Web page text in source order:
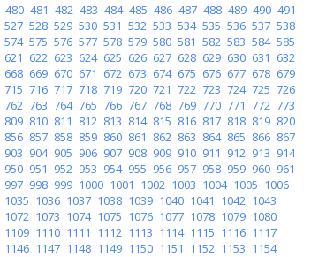
480 481 482 483 484 485 486 487 488 489 490 491
527 528 529 530 531 532 533 534 535 536 537 538
574 575 576 577 578 579 580 581 582 583 584 585
621 622 623 624 625 626 627 628 629 630 631 632
668 669 670 671 672 673 674 675 676 677 678 679
715 716 717 718 719 720 721 722 723 724 725 726
762 763 764 765 766 767 768 769 770 771 772 773
809 810 811 812 813 814 815 816 817 818 819 820
856 857 858 859 860 861 862 863 864 865 866 867
903 904 905 906 907 908 909 910 911 912 913 914
950 951 952 953 954 955 956 957 958 959 960 961
997 998 999 1000 1001 1002 1003 1004 1005 1006
1035 1036 1037 1038 1039 1040 1041 1042 1043
1072 1073 1074 1075 1076 1077 1078 1079 1080
1109 1110 1111 1112 1113 1114 1115 1116 1117
1146 1147 1148 1149 1150 1151 1152 1153 1154